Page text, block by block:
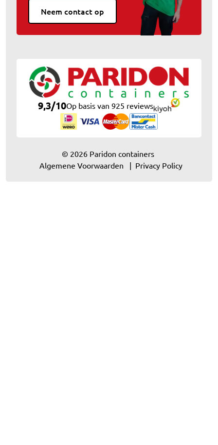
Neem contact op
9,3/10Op basis van 925 reviews
© 2026 Paridon containers
Algemene Voorwaarden
Privacy Policy